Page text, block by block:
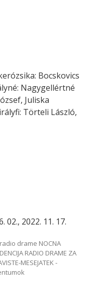
Bocskovics
Nagygellértné
Juliska
Törteli László,
02., 2022. 11. 17.
drame NOCNA
RADIO DRAME ZA
MESEJATEK -